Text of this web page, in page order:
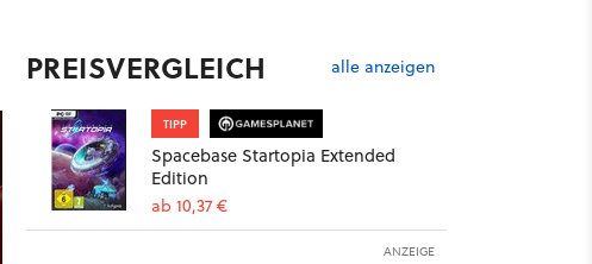
PREISVERGLEICH alle anzeigen
TIPP
Spacebase Startopia Extended
Edition
ab 10,37 €
ANZEIGE